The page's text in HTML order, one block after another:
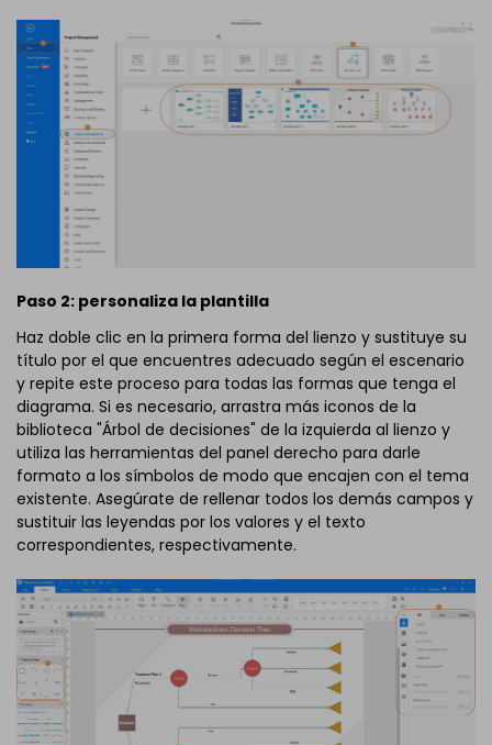
Paso 2: personaliza la plantilla
Haz doble clic en la primera forma del lienzo y sustituye su
título por el que encuentres adecuado según el escenario
y repite este proceso para todas las formas que tenga el
diagrama. Si es necesario, arrastra más iconos de la
biblioteca "Árbol de decisiones" de la izquierda al lienzo y
utiliza las herramientas del panel derecho para darle
formato a los símbolos de modo que encajen con el tema
existente. Asegúrate de rellenar todos los demás campos y
sustituir las leyendas por los valores y el texto
correspondientes, respectivamente.